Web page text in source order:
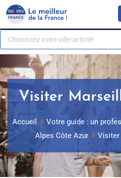
Panneau de gestion des cookies
Visiter
Accueil Votre guide : un
Alpes Côte Azur
Visiter